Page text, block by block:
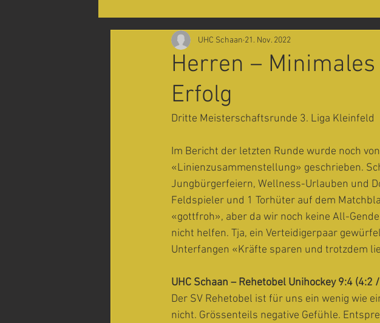
Herren –
Erfolg
UHC Schaan 21. Nov. 2022
Dritte Meisterschaftsrunde 3. Liga Kleinfeld
Im Bericht der letzten Runde wurde noch
«Linienzusammenstellung» geschrieben.
Jungbürgerfeiern, Wellness-Urlauben und
Feldspieler und 1 Torhüter auf dem
«gottfroh», aber da wir noch keine All-
nicht helfen. Tja, ein Verteidigerpaar
Unterfangen «Kräfte sparen und trotzdem
UHC Schaan – Rehetobel Unihockey 9:4 (4:2
Der SV Rehetobel ist für uns ein wenig wie
nicht. Grössenteils negative Gefühle.